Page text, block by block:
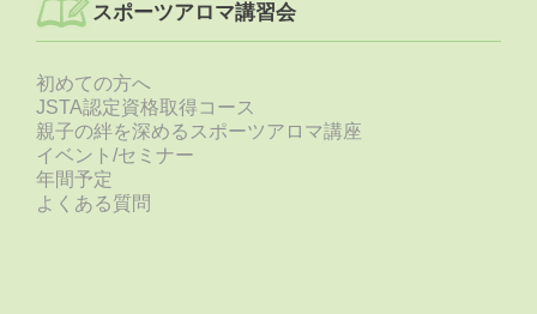
スポーツアロマ講習会
初めての方へ
JSTA認定資格取得コース
親子の絆を深めるスポーツアロマ講座
イベント/セミナー
年間予定
よくある質問